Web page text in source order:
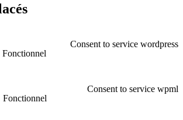
Fonctionnel
Consent to service wordpress
Fonctionnel
Consent to service wpml